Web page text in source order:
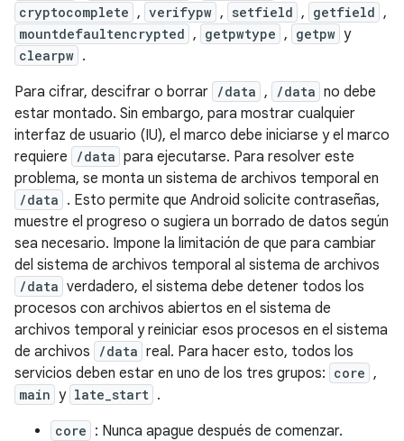
cryptocomplete , verifypw , setfield , getfield ,
mountdefaultencrypted , getpwtype , getpw y
clearpw .
Para cifrar, descifrar o borrar /data , /data no debe
estar montado. Sin embargo, para mostrar cualquier
interfaz de usuario (IU), el marco debe iniciarse y el marco
requiere
/data para ejecutarse. Para resolver este
problema, se monta un sistema de archivos temporal en
/data . Esto permite que Android solicite contraseñas,
muestre el progreso o sugiera un borrado de datos según
sea necesario. Impone la limitación de que para cambiar
del sistema de archivos temporal al sistema de archivos
/data verdadero, el sistema debe detener todos los
procesos con archivos abiertos en el sistema de
archivos temporal y reiniciar esos procesos en el sistema
de archivos
/data real. Para hacer esto, todos los
servicios deben estar en uno de los tres grupos: core ,
main y late_start .
core : Nunca apague después de comenzar.